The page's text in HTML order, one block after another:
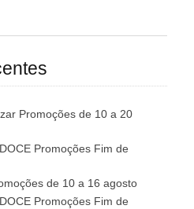
Promoções de 10 a 20
Promoções Fim de
de 10 a 16 agosto
Promoções Fim de